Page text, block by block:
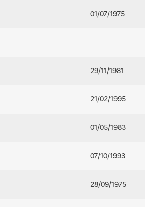
01/07/1975
29/11/1981
21/02/1995
01/05/1983
07/10/1993
28/09/1975